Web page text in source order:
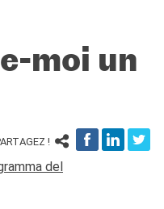
et
de
moi un
!
del